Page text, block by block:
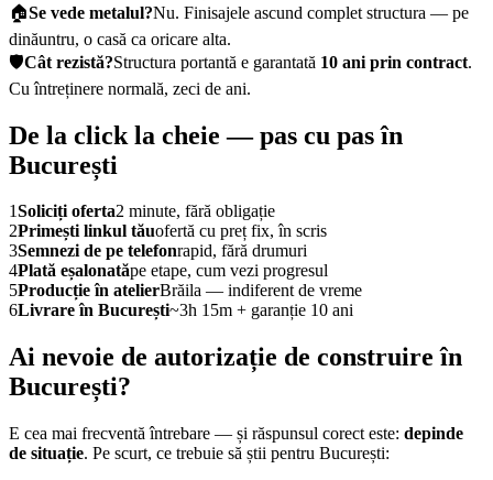
🏠Se vede metalul?Nu. Finisajele ascund complet structura — pe
dinăuntru, o casă ca oricare alta.
🛡️Cât rezistă?Structura portantă e garantată 10 ani prin contract.
Cu întreținere normală, zeci de ani.
De la click la cheie — pas cu pas în
București
1Soliciți oferta2 minute, fără obligație
2Primești linkul tăuofertă cu preț fix, în scris
3Semnezi de pe telefonrapid, fără drumuri
4Plată eșalonatăpe etape, cum vezi progresul
5Producție în atelierBrăila — indiferent de vreme
6Livrare în București~3h 15m + garanție 10 ani
Ai nevoie de autorizație de construire în
București?
E cea mai frecventă întrebare — și răspunsul corect este: depinde
de situație. Pe scurt, ce trebuie să știi pentru București: